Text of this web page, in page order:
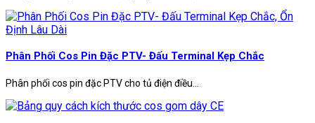
Phân Phối Cos Pin Đặc PTV- Đấu Terminal Kẹp Chắc
Phân phối cos pin đặc PTV cho tủ điện điều...